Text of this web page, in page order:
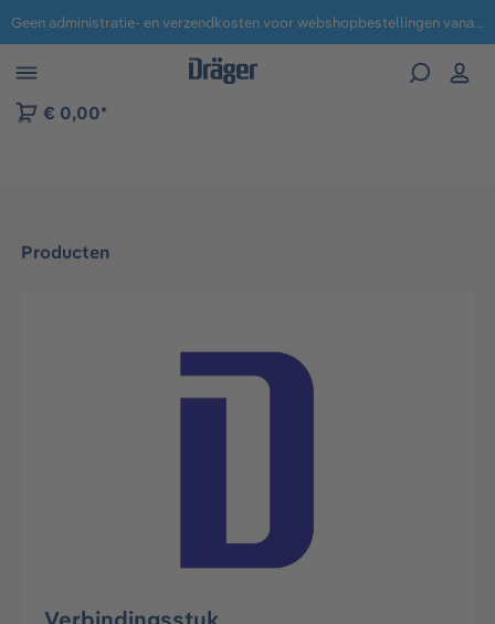
naar navigatie B2B-platform Geen administratie- en verzendkosten voor webshopbestellingen vanaf € 100,-.
€ 0,00*
Producten
Afbeeldingengalerij overslaan